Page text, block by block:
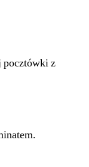
pocztówki z